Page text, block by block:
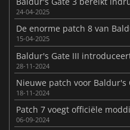
24-04-2025
15-04-2025
28-11-2024
18-11-2024
06-09-2024